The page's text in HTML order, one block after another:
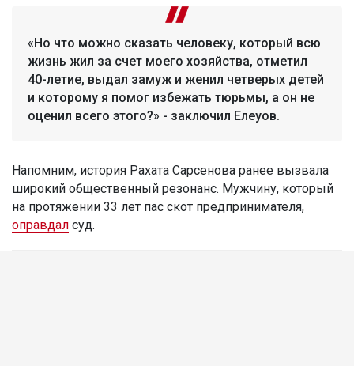
«Но что можно сказать человеку, который всю
жизнь жил за счет моего хозяйства, отметил
40-летие, выдал замуж и женил четверых детей
и которому я помог избежать тюрьмы, а он не
оценил всего этого?» - заключил Елеуов.
Напомним, история Рахата Сарсенова ранее вызвала
широкий общественный резонанс. Мужчину, который
на протяжении 33 лет пас скот предпринимателя,
оправдал суд.